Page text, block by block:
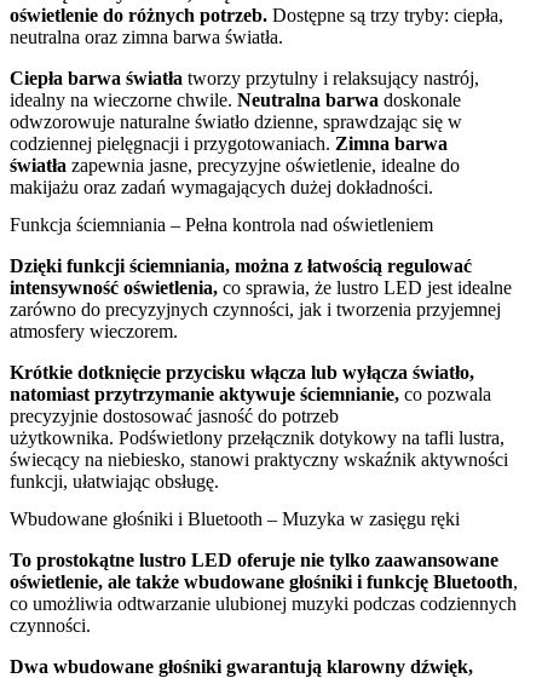
oświetlenie do różnych potrzeb. Dostępne są trzy tryby: ciepła,
neutralna oraz zimna barwa światła.
Ciepła barwa światła tworzy przytulny i relaksujący nastrój,
idealny na wieczorne chwile. Neutralna barwa doskonale
odwzorowuje naturalne światło dzienne, sprawdzając się w
codziennej pielęgnacji i przygotowaniach. Zimna barwa
światła zapewnia jasne, precyzyjne oświetlenie, idealne do
makijażu oraz zadań wymagających dużej dokładności.
Funkcja ściemniania – Pełna kontrola nad oświetleniem
Dzięki funkcji ściemniania, można z łatwością regulować
intensywność oświetlenia, co sprawia, że lustro LED jest idealne
zarówno do precyzyjnych czynności, jak i tworzenia przyjemnej
atmosfery wieczorem.
Krótkie dotknięcie przycisku włącza lub wyłącza światło,
natomiast przytrzymanie aktywuje ściemnianie, co pozwala
precyzyjnie dostosować jasność do potrzeb
użytkownika. Podświetlony przełącznik dotykowy na tafli lustra,
świecący na niebiesko, stanowi praktyczny wskaźnik aktywności
funkcji, ułatwiając obsługę.
Wbudowane głośniki i Bluetooth – Muzyka w zasięgu ręki
To prostokątne lustro LED oferuje nie tylko zaawansowane
oświetlenie, ale także wbudowane głośniki i funkcję Bluetooth,
co umożliwia odtwarzanie ulubionej muzyki podczas codziennych
czynności.
Dwa wbudowane głośniki gwarantują klarowny dźwięk,